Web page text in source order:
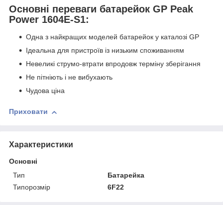
Основні переваги батарейок GP Peak
Power 1604E-S1:
Одна з найкращих моделей батарейок у каталозі GP
Ідеальна для пристроїв із низьким споживанням
Невеликі струмо-втрати впродовж терміну зберігання
Не пітніють і не вибухають
Чудова ціна
Приховати
Характеристики
Основні
Тип
Батарейка
Типорозмір
6F22